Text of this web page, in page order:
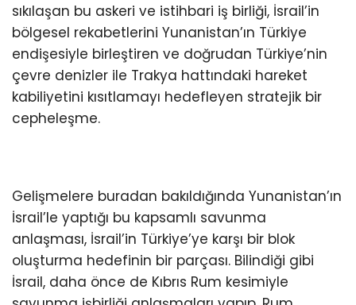
sıkılaşan bu askeri ve istihbari iş birliği, İsrail’in
bölgesel rekabetlerini Yunanistan’ın Türkiye
endişesiyle birleştiren ve doğrudan Türkiye’nin
çevre denizler ile Trakya hattındaki hareket
kabiliyetini kısıtlamayı hedefleyen stratejik bir
cepheleşme.
Gelişmelere buradan bakıldığında Yunanistan’ın
İsrail’le yaptığı bu kapsamlı savunma
anlaşması, İsrail’in Türkiye’ye karşı bir blok
oluşturma hedefinin bir parçası. Bilindiği gibi
İsrail, daha önce de Kıbrıs Rum kesimiyle